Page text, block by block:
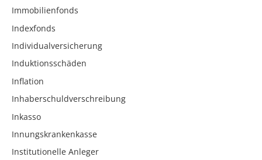
Immobilienfonds
Indexfonds
Individualversicherung
Induktionsschäden
Inflation
Inhaberschuldverschreibung
Inkasso
Innungskrankenkasse
Institutionelle Anleger